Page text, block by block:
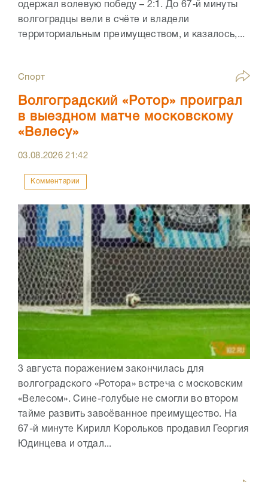
одержал волевую победу – 2:1. До 67‑й минуты
волгоградцы вели в счёте и владели
территориальным преимуществом, и казалось,...
Спорт
Волгоградский «Ротор» проиграл
в выездном матче московскому
«Велесу»
03.08.202621:42
Комментарии
3 августа поражением закончилась для
волгоградского «Ротора» встреча с московским
«Велесом». Сине-голубые не смогли во втором
тайме развить завоёванное преимущество. На
67-й минуте Кирилл Корольков продавил Георгия
Юдинцева и отдал...